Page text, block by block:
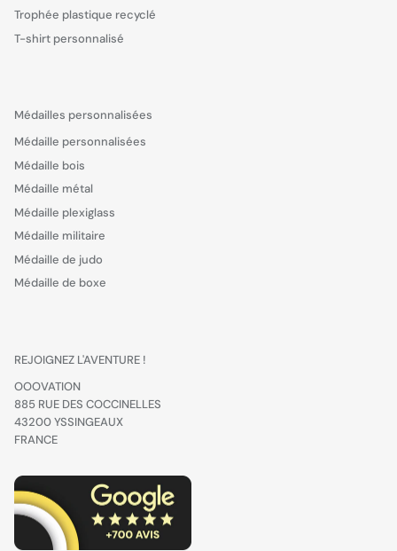
Trophée plastique recyclé
T-shirt personnalisé
Médailles personnalisées
Médaille personnalisées
Médaille bois
Médaille métal
Médaille plexiglass
Médaille militaire
Médaille de judo
Médaille de boxe
REJOIGNEZ L'AVENTURE !
OOOVATION
885 RUE DES COCCINELLES
43200 YSSINGEAUX
FRANCE